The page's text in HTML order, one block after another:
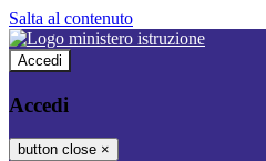
Salta al contenuto
Accedi
Accedi
button close ×